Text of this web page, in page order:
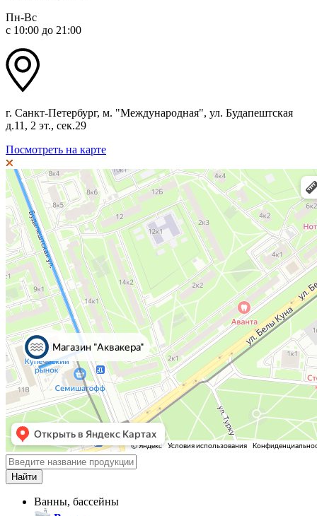
Пн-Вс
с 10:00 до 21:00
г. Санкт-Петербург, м. "Международная", ул. Будапештская
д.11, 2 эт., сек.29
Посмотреть на карте
Ванны, бассейны